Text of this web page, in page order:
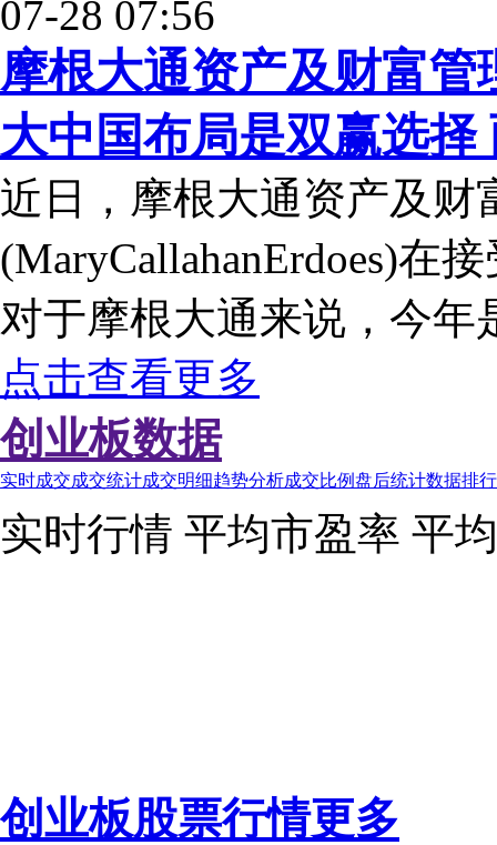
07-28 07:56
摩根大通资产及财富
大中国布局是双赢选
近日，摩根大通资产及财
(MaryCallahanErdoes)在
对于摩根大通来说，今年
点击查看更多
创业板数据
实时成交成交统计成交明细趋势分析成交比例盘后统计数据排行
实时行情 平均市盈率 平
创业板股票行情更多